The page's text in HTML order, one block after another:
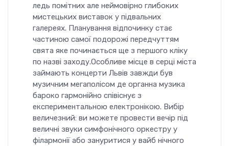
ледь помітних але неймовірно глибоких
мистецьких виставок у підвальних
галереях. Планування відпочинку стає
частиною самої подорожі передчуттям
свята яке починається ще з першого кліку
по назві заходу.Особливе місце в серці міста
займають концерти Львів завжди був
музичним мегаполісом де органна музика
бароко гармонійно співіснує з
експериментальною електронікою. Вибір
величезний: ви можете провести вечір під
величні звуки симфонічного оркестру у
філармонії або зануритися у вайб нічного